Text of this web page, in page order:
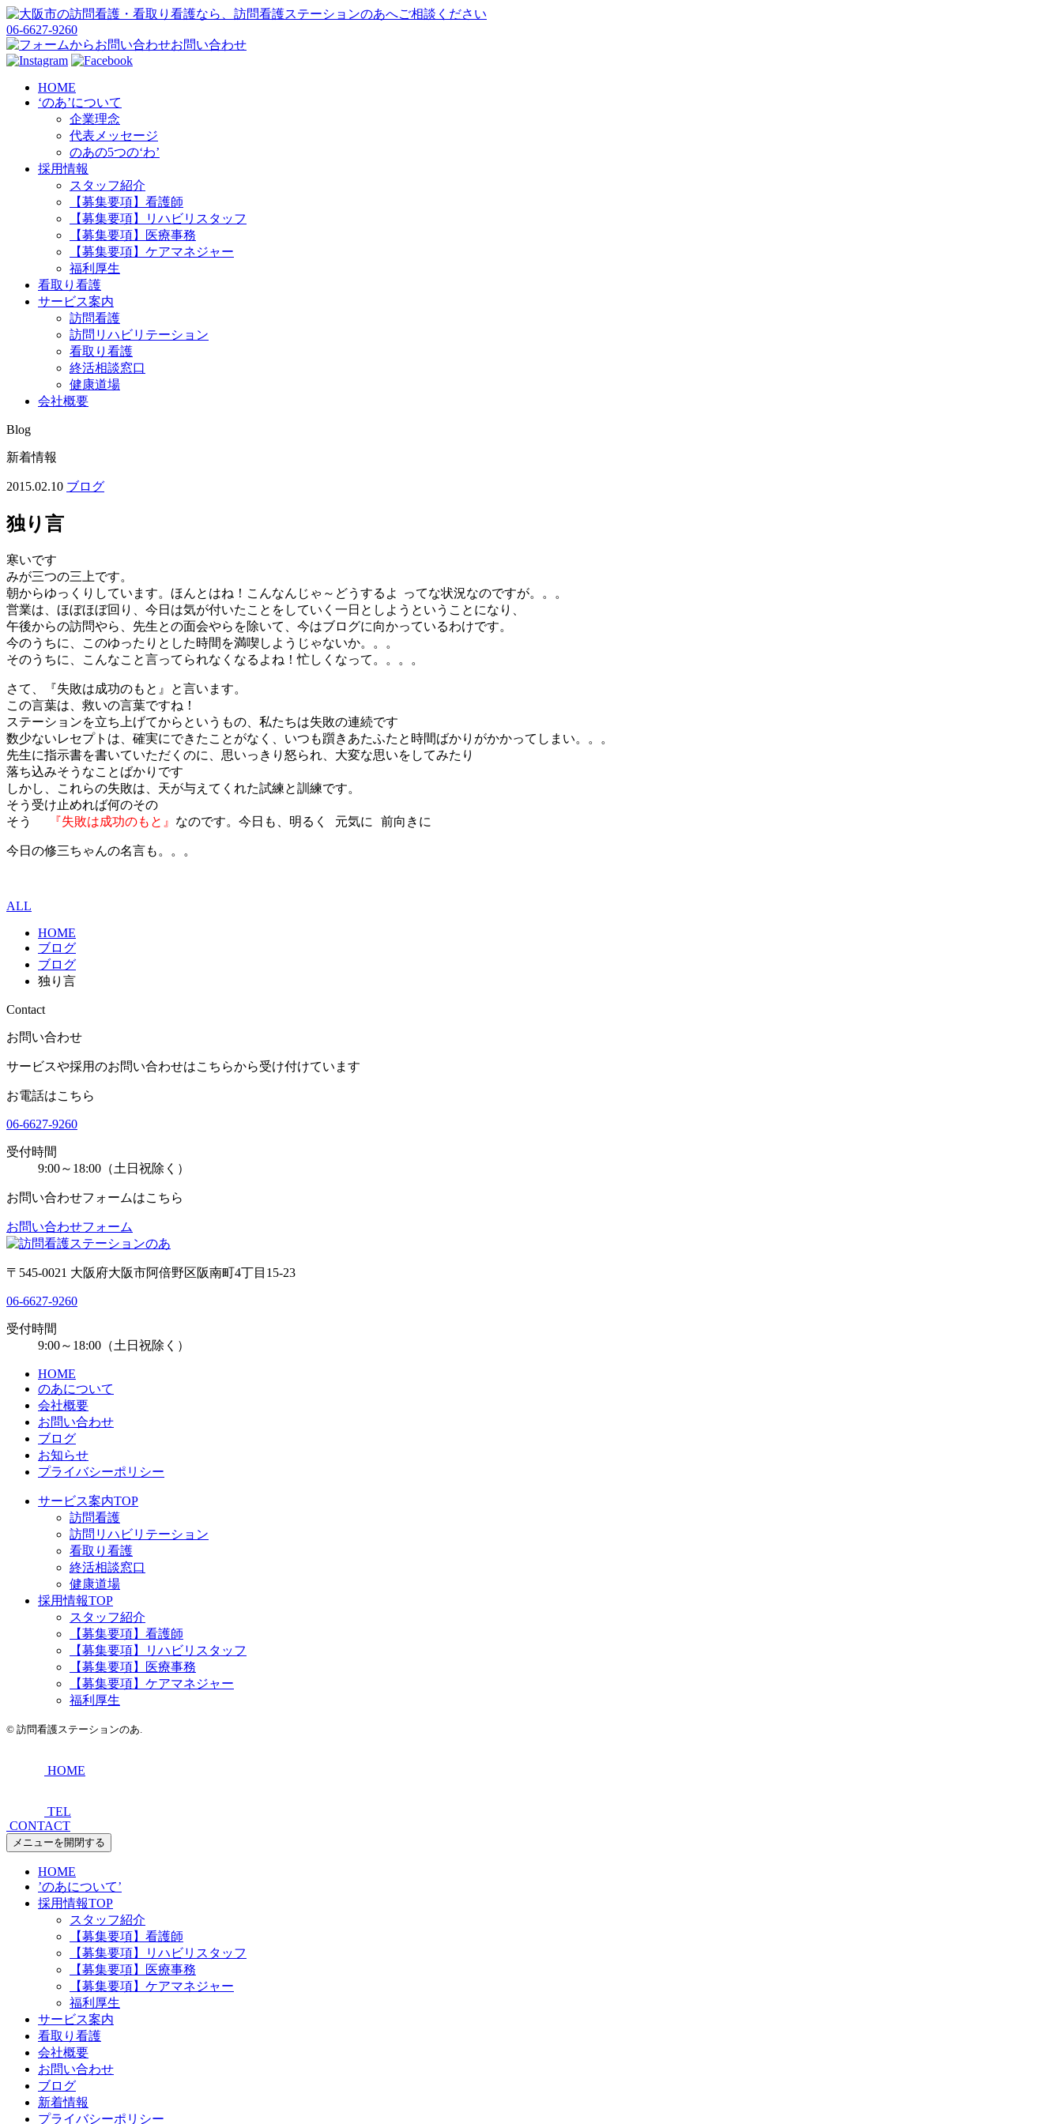
06-6627-9260
お問い合わせ
HOME
‘のあ’について
企業理念
代表メッセージ
のあの5つの‘わ’
採用情報
スタッフ紹介
【募集要項】看護師
【募集要項】リハビリスタッフ
【募集要項】医療事務
【募集要項】ケアマネジャー
福利厚生
看取り看護
サービス案内
訪問看護
訪問リハビリテーション
看取り看護
終活相談窓口
健康道場
会社概要
Blog
新着情報
2015.02.10 ブログ
独り言
寒いです
みが三つの三上です。
朝からゆっくりしています。ほんとはね！こんなんじゃ～どうするよ
ってな状況なのですが。。。
営業は、ほぼほぼ回り、今日は気が付いたことをしていく一日としようということになり、
午後からの訪問やら、先生との面会やらを除いて、今はブログに向かっているわけです。
今のうちに、このゆったりとした時間を満喫しようじゃないか。。。
そのうちに、こんなこと言ってられなくなるよね！忙しくなって。。。。
さて、『失敗は成功のもと』と言います。
この言葉は、救いの言葉ですね！
ステーションを立ち上げてからというもの、私たちは失敗の連続です
数少ないレセプトは、確実にできたことがなく、いつも躓きあたふたと時間ばかりがかかってしまい。。。
先生に指示書を書いていただくのに、思いっきり怒られ、大変な思いをしてみたり
落ち込みそうなことばかりです
しかし、これらの失敗は、天が与えてくれた試練と訓練です。
そう受け止めれば何のその
そう
『失敗は成功のもと』 なのです。今日も、明るく 元気に 前向きに
今日の修三ちゃんの名言も。。。
ALL
HOME
ブログ
ブログ
独り言
Contact
お問い合わせ
サービスや採用のお問い合わせはこちらから受け付けています
お電話はこちら
06-6627-9260
受付時間
9:00～18:00（土日祝除く）
お問い合わせフォームはこちら
お問い合わせフォーム
〒545-0021 大阪府大阪市阿倍野区阪南町4丁目15-23
06-6627-9260
受付時間
9:00～18:00（土日祝除く）
HOME
のあについて
会社概要
お問い合わせ
ブログ
お知らせ
プライバシーポリシー
サービス案内TOP
訪問看護
訪問リハビリテーション
看取り看護
終活相談窓口
健康道場
採用情報TOP
スタッフ紹介
【募集要項】看護師
【募集要項】リハビリスタッフ
【募集要項】医療事務
【募集要項】ケアマネジャー
福利厚生
© 訪問看護ステーションのあ.
HOME
TEL
CONTACT
メニューを開閉する
HOME
’のあについて’
採用情報TOP
スタッフ紹介
【募集要項】看護師
【募集要項】リハビリスタッフ
【募集要項】医療事務
【募集要項】ケアマネジャー
福利厚生
サービス案内
看取り看護
会社概要
お問い合わせ
ブログ
新着情報
プライバシーポリシー